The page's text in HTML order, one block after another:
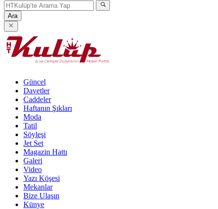
Ara
Güncel
Davetler
Caddeler
Haftanın Şıkları
Moda
Tatil
Söyleşi
Jet Set
Magazin Hattı
Galeri
Video
Yazı Köşesi
Mekanlar
Bize Ulaşın
Künye